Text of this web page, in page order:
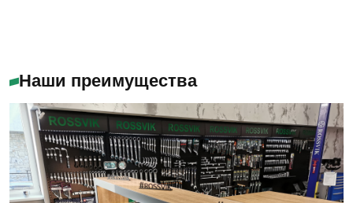
Наши преимущества